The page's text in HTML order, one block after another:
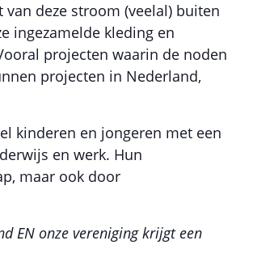
deze stroom (veelal) buiten
ingezamelde kleding en
projecten waarin de noden
projecten in Nederland,
kinderen en jongeren met een
en werk. Hun
maar ook door
EN onze vereniging krijgt een